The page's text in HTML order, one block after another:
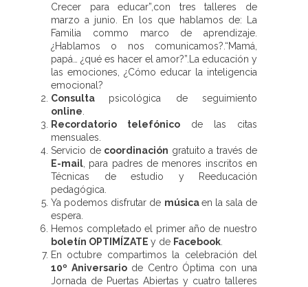
Crecer para educar”,con tres talleres de
marzo a junio. En los que hablamos de: La
Familia commo marco de aprendizaje.
¿Hablamos o nos comunicamos?.“Mamá,
papá… ¿qué es hacer el amor?”.La educación y
las emociones, ¿Cómo educar la inteligencia
emocional?
Consulta psicológica de seguimiento
online
Recordatorio telefónico de las citas
mensuales.
Servicio de coordinación gratuito a través de
E-mail , para padres de menores inscritos en
Técnicas de estudio y Reeducación
pedagógica.
Ya podemos disfrutar de músicaen la sala de
espera.
Hemos completado el primer año de nuestro
boletín OPTIMÍZATE y de Facebook
En octubre compartimos la celebración del
10º Aniversario de Centro Óptima con una
Jornada de Puertas Abiertas y cuatro talleres